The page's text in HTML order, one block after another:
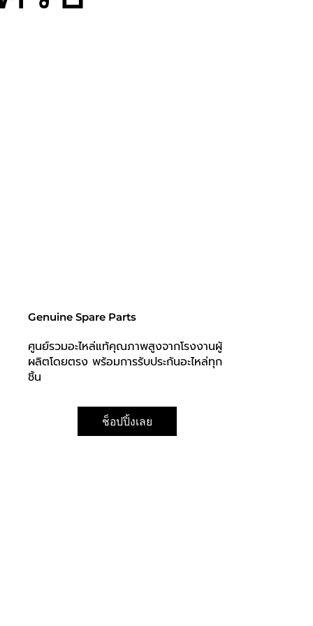
ช็อปปิ้งเลย
ศูนย์รวมอะไหล่แท้คุณภาพสูงจากโรงงานผู้
ผลิตโดยตรง พร้อมการรับประกันอะไหล่ทุก
ชิ้น
Genuine Spare Parts